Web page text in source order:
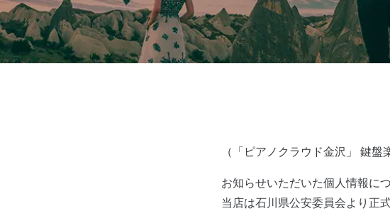
（「ピアノクラウド金沢」 鍵
お知らせいただいた個人情報に
当店は石川県公安委員会より正